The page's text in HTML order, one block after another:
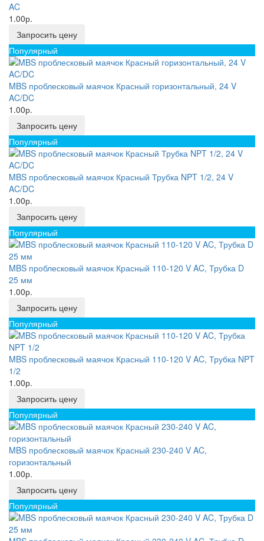
AC
1.00р.
Запросить цену
Популярный
MBS проблесковый маячок Красный горизонтальный, 24 V
AC/DC
1.00р.
Запросить цену
Популярный
MBS проблесковый маячок Красный Трубка NPT 1/2, 24 V
AC/DC
1.00р.
Запросить цену
Популярный
MBS проблесковый маячок Красный 110-120 V AC, Трубка D
25 мм
1.00р.
Запросить цену
Популярный
MBS проблесковый маячок Красный 110-120 V AC, Трубка NPT
1/2
1.00р.
Запросить цену
Популярный
MBS проблесковый маячок Красный 230-240 V AC,
горизонтальный
1.00р.
Запросить цену
Популярный